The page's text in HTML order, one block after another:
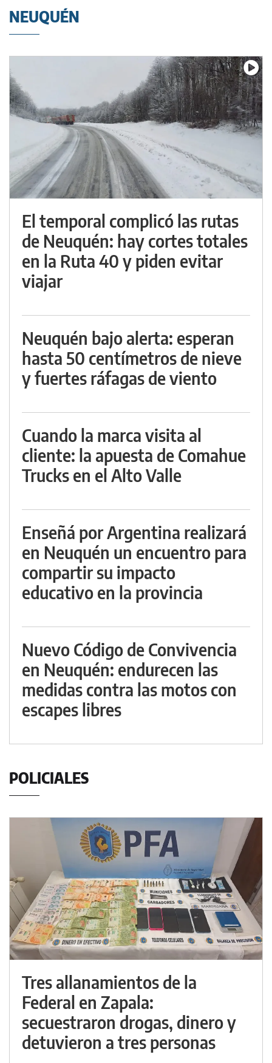
NEUQUÉN
El temporal complicó las rutas
de Neuquén: hay cortes totales
en la Ruta 40 y piden evitar
viajar
Neuquén bajo alerta: esperan
hasta 50 centímetros de nieve
y fuertes ráfagas de viento
Cuando la marca visita al
cliente: la apuesta de Comahue
Trucks en el Alto Valle
Enseñá por Argentina realizará
en Neuquén un encuentro para
compartir su impacto
educativo en la provincia
Nuevo Código de Convivencia
en Neuquén: endurecen las
medidas contra las motos con
escapes libres
POLICIALES
Tres allanamientos de la
Federal en Zapala:
secuestraron drogas, dinero y
detuvieron a tres personas